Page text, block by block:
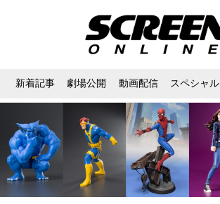
新着記事 劇場公開 動画配信 スペシャル